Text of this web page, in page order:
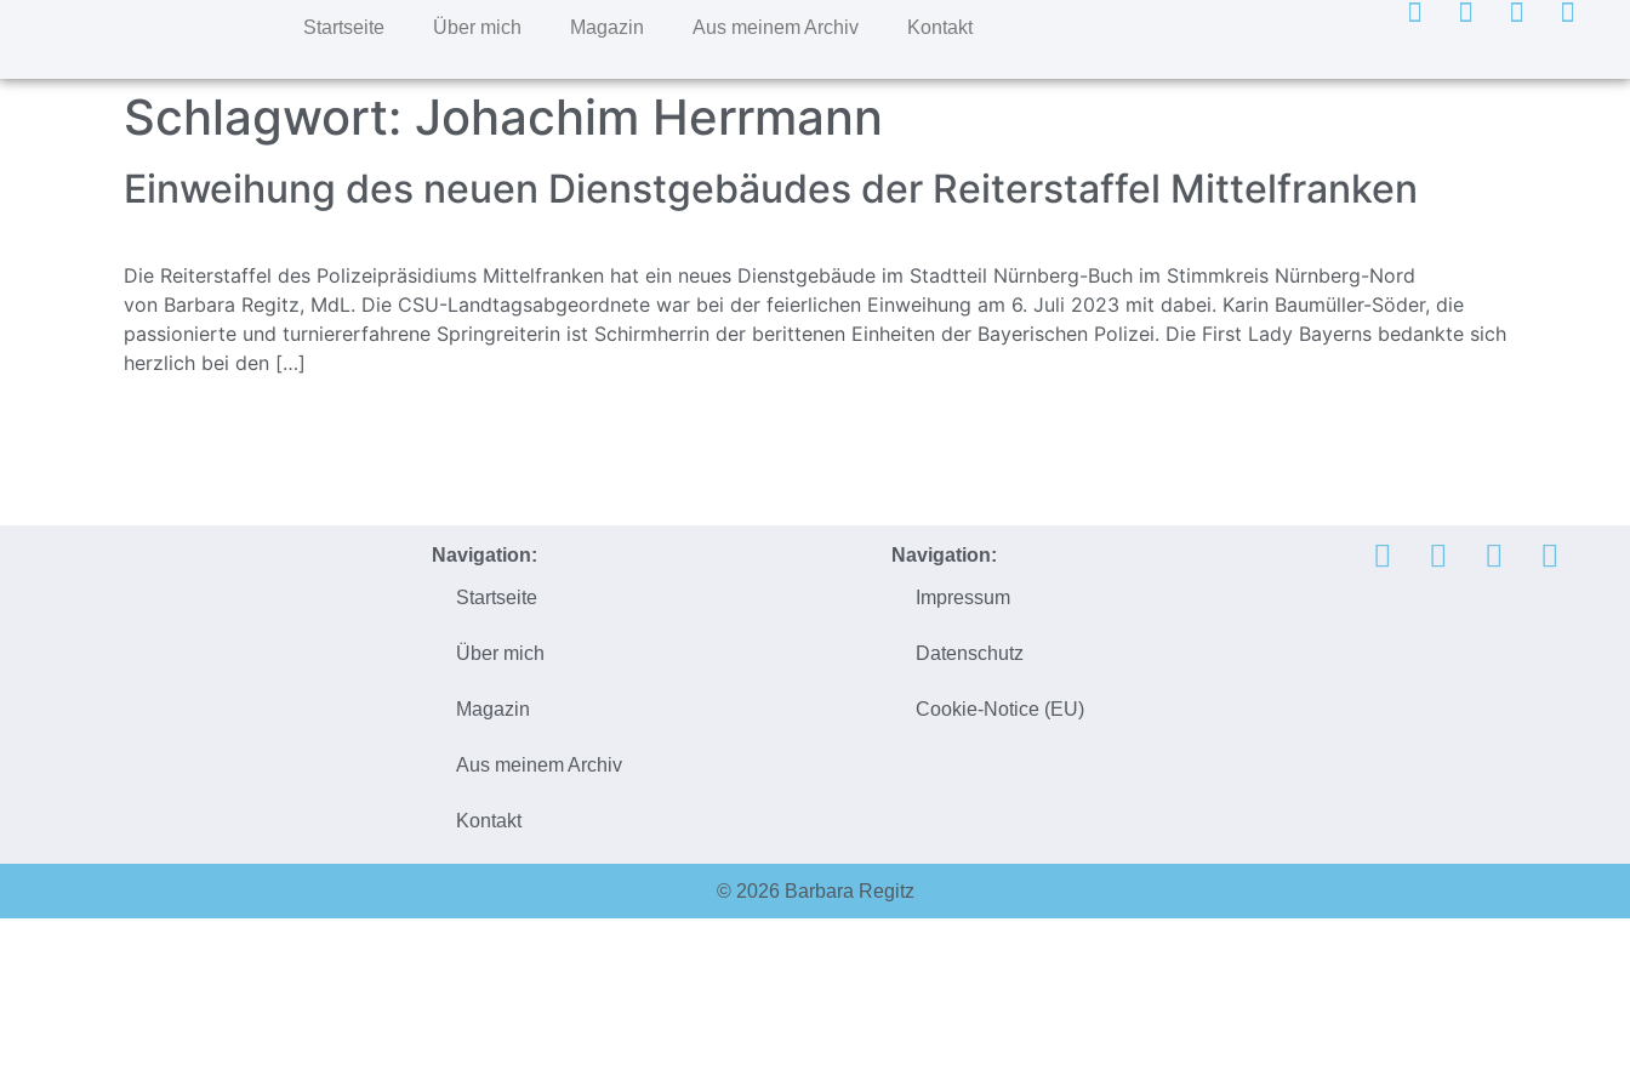
Startseite Über mich Magazin Aus meinem Archiv Kontakt
Schlagwort: Johachim Herrmann
Einweihung des neuen Dienstgebäudes der Reiterstaffel Mittelfranken
Die Reiterstaffel des Polizeipräsidiums Mittelfranken hat ein neues Dienstgebäude im Stadtteil Nürnberg-Buch im Stimmkreis Nürnberg-Nord
von Barbara Regitz, MdL. Die CSU-Landtagsabgeordnete war bei der feierlichen Einweihung am 6. Juli 2023 mit dabei. Karin Baumüller-Söder, die
passionierte und turniererfahrene Springreiterin ist Schirmherrin der berittenen Einheiten der Bayerischen Polizei. Die First Lady Bayerns bedankte sich
herzlich bei den […]
Navigation:
Startseite
Über mich
Magazin
Aus meinem Archiv
Kontakt
Navigation:
Impressum
Datenschutz
Cookie-Notice (EU)
© 2026 Barbara Regitz